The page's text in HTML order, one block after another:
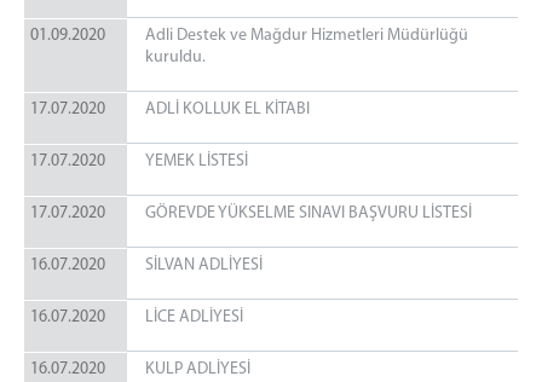
Çocuk Mahkemeleri
HUKUK MAHKEMELERİ
Asliye Hukuk Mahkemeleri
Sulh Hukuk Mahkemeleri
Aile Mahkemeleri
İş Mahkemeleri
Kadastro Mahkemeleri
İCRA DAİRESİ BAŞKANLIĞI
01.09.2020
Adli Destek ve Mağdur Hizmetleri Müdürlüğü
kuruldu.
17.07.2020 ADLİ KOLLUK EL KİTABI
17.07.2020 YEMEK LİSTESİ
17.07.2020 GÖREVDE YÜKSELME SINAVI BAŞVURU LİSTESİ
16.07.2020 SİLVAN ADLİYESİ
16.07.2020 LİCE ADLİYESİ
16.07.2020 KULP ADLİYESİ